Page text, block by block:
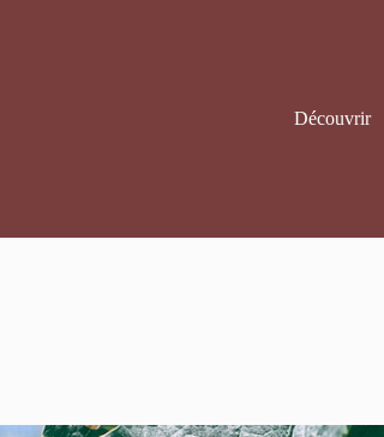
Découvrir